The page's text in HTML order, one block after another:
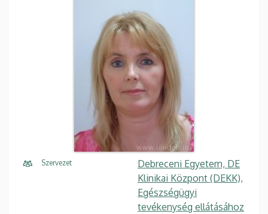
Szervezet
Debreceni Egyetem, DE
Klinikai Központ (DEKK),
Egészségügyi
tevékenység ellátásához